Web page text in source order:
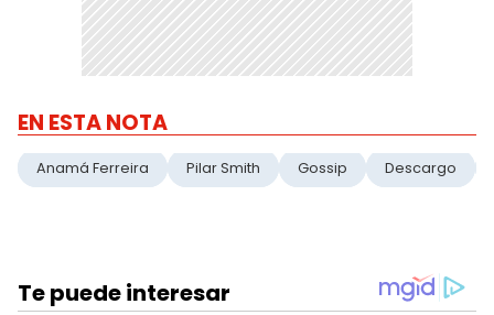
EN ESTA NOTA
Anamá Ferreira Pilar Smith Gossip Descargo